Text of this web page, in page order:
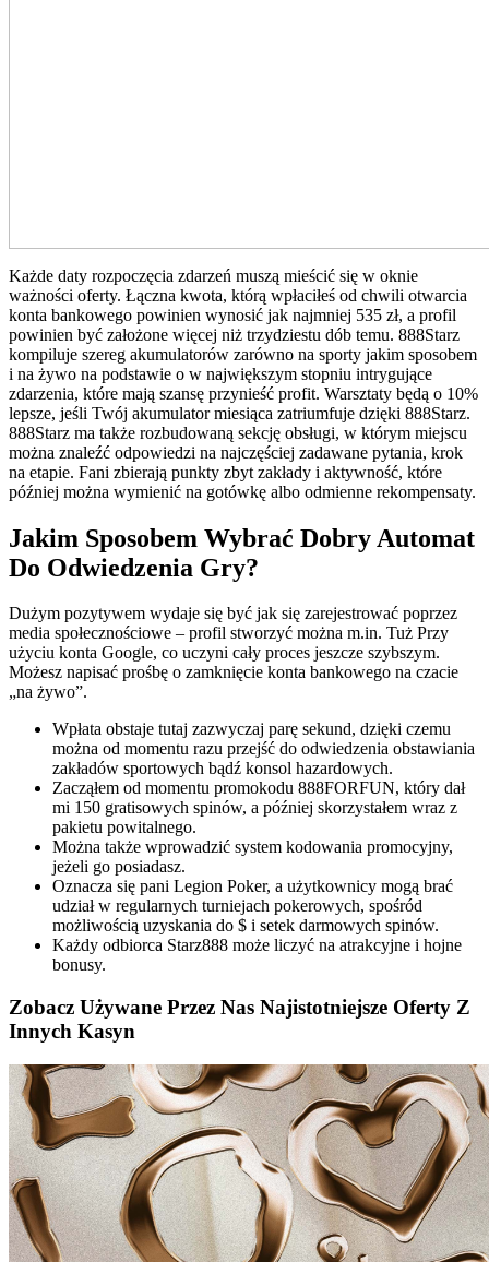
Każde daty rozpoczęcia zdarzeń muszą mieścić się w oknie
ważności oferty. Łączna kwota, którą wpłaciłeś od chwili otwarcia
konta bankowego powinien wynosić jak najmniej 535 zł, a profil
powinien być założone więcej niż trzydziestu dób temu. 888Starz
kompiluje szereg akumulatorów zarówno na sporty jakim sposobem
i na żywo na podstawie o w największym stopniu intrygujące
zdarzenia, które mają szansę przynieść profit. Warsztaty będą o 10%
lepsze, jeśli Twój akumulator miesiąca zatriumfuje dzięki 888Starz.
888Starz ma także rozbudowaną sekcję obsługi, w którym miejscu
można znaleźć odpowiedzi na najczęściej zadawane pytania, krok
na etapie. Fani zbierają punkty zbyt zakłady i aktywność, które
później można wymienić na gotówkę albo odmienne rekompensaty.
Jakim Sposobem Wybrać Dobry Automat
Do Odwiedzenia Gry?
Dużym pozytywem wydaje się być jak się zarejestrować poprzez
media społecznościowe – profil stworzyć można m.in. Tuż Przy
użyciu konta Google, co uczyni cały proces jeszcze szybszym.
Możesz napisać prośbę o zamknięcie konta bankowego na czacie
„na żywo”.
Wpłata obstaje tutaj zazwyczaj parę sekund, dzięki czemu
można od momentu razu przejść do odwiedzenia obstawiania
zakładów sportowych bądź konsol hazardowych.
Zacząłem od momentu promokodu 888FORFUN, który dał
mi 150 gratisowych spinów, a później skorzystałem wraz z
pakietu powitalnego.
Można także wprowadzić system kodowania promocyjny,
jeżeli go posiadasz.
Oznacza się pani Legion Poker, a użytkownicy mogą brać
udział w regularnych turniejach pokerowych, spośród
możliwością uzyskania do $ i setek darmowych spinów.
Każdy odbiorca Starz888 może liczyć na atrakcyjne i hojne
bonusy.
Zobacz Używane Przez Nas Najistotniejsze Oferty Z
Innych Kasyn